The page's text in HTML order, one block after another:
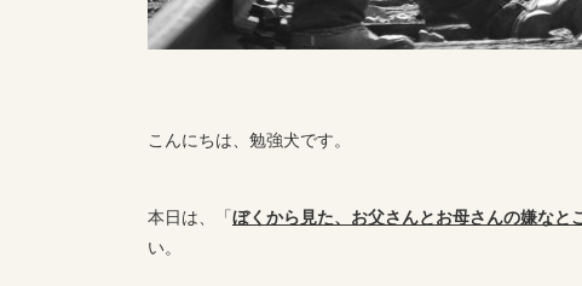
こんにちは、勉強犬です。
本日は、「ぼくから見た、お父さんとお母さんの嫌なと
い。